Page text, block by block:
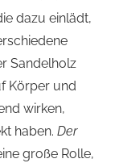
dazu einlädt,
Sandelholz
Körper und
wirken,
haben. Der
große Rolle,